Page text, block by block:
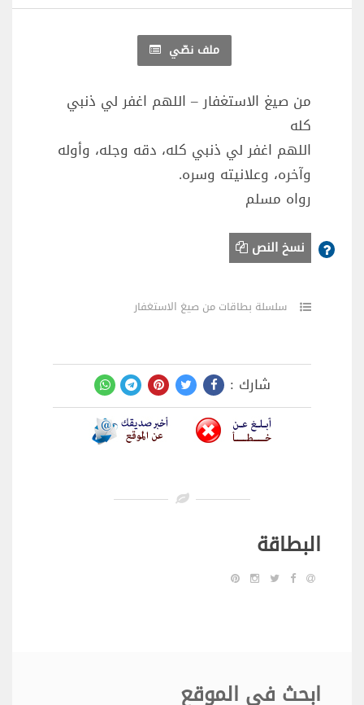
ملف نصّي
من صيغ الاستغفار – اللهم اغفر لي ذنبي
كله
اللهم اغفر لي ذنبي كله، دقه وجله، وأوله
وآخره، وعلانيته وسره.
رواه مسلم
نسخ النص
سلسلة بطاقات من صيغ الاستغفار
شارك :
البطاقة
ابحث في الموقع